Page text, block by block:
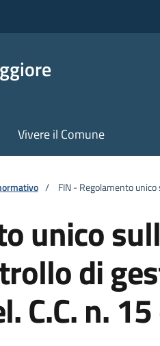
Vivere il Comune
/ FIN - Regolamento
unico
di
C.C. n.